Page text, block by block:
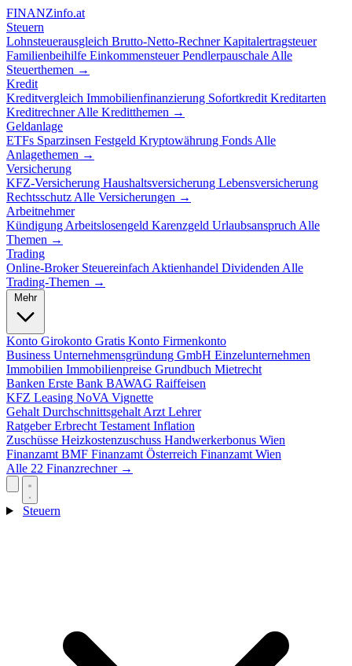
FINANZinfo.at
Steuern
Lohnsteuerausgleich Brutto-Netto-RechnerKapitalertragsteuer
Familienbeihilfe EinkommensteuerPendlerpauschale Alle
Steuerthemen →
Kredit
Kreditvergleich Immobilienfinanzierung Sofortkredit Kreditarten
KreditrechnerAlle Kreditthemen →
Geldanlage
ETFs Sparzinsen Festgeld Kryptowährung Fonds Alle
Anlagethemen →
Versicherung
KFZ-Versicherung Haushaltsversicherung Lebensversicherung
Rechtsschutz Alle Versicherungen →
Arbeitnehmer
Kündigung Arbeitslosengeld Karenzgeld Urlaubsanspruch Alle
Themen →
Trading
Online-Broker Steuereinfach Aktienhandel Dividenden Alle
Trading-Themen →
Mehr
Konto Girokonto Gratis Konto Firmenkonto
Business Unternehmensgründung GmbH Einzelunternehmen
Immobilien Immobilienpreise Grundbuch Mietrecht
Banken Erste Bank BAWAG Raiffeisen
KFZ Leasing NoVA Vignette
Gehalt Durchschnittsgehalt Arzt Lehrer
RatgeberErbrecht Testament Inflation
Zuschüsse Heizkostenzuschuss Handwerkerbonus Wien
Finanzamt BMF Finanzamt Österreich Finanzamt Wien
Alle 22 Finanzrechner →
Steuern